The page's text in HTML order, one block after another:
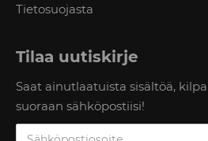
Tietosuojasta
Tilaa uutiskirje
Saat ainutlaatuista sisältöä,
suoraan sähköpostiisi!